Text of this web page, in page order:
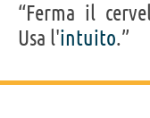
“Ferma il
Usa l'intuito.”